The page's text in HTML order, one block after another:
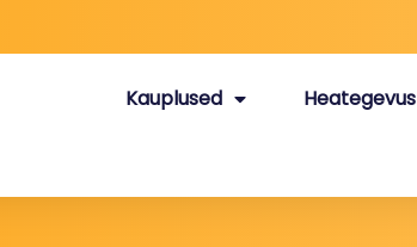
Kauplused Heategevus